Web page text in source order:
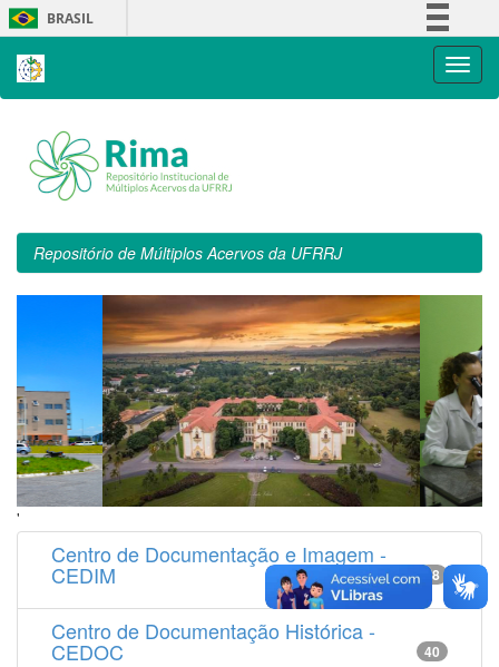
Skip
navigation
BRASIL
Repositório de Múltiplos Acervos da UFRRJ
'
Centro de Documentação e Imagem -
CEDIM 14538
Centro de Documentação Histórica -
CEDOC 40